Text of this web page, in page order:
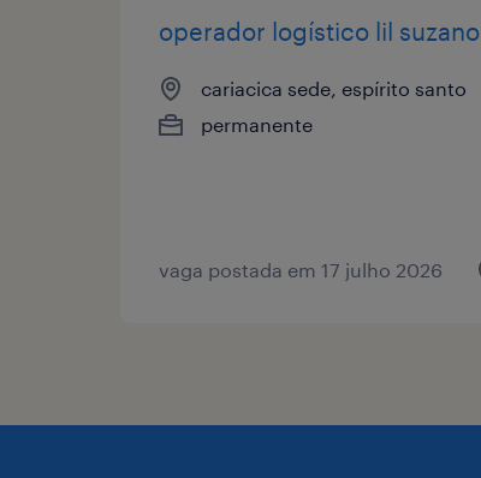
operador logístico lil suzano
cariacica sede, espírito santo
permanente
vaga postada em 17 julho 2026